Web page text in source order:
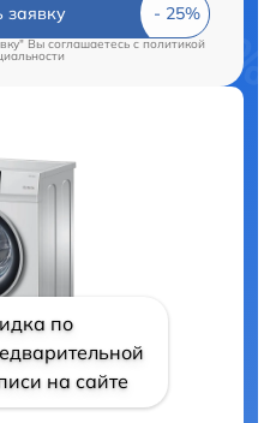
заявку
Вы соглашаетесь cполитикой
по
на сайте